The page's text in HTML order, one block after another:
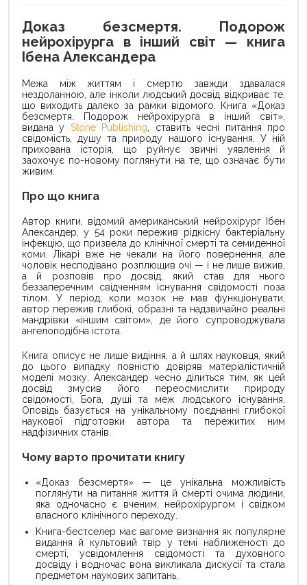
Доказ безсмертя. Подорож
нейрохірурга в інший світ — книга
Ібена Александера
Межа між життям і смертю завжди здавалася
нездоланною, але інколи людський досвід відкриває те,
що виходить далеко за рамки відомого. Книга «Доказ
безсмертя. Подорож нейрохірурга в інший світ»,
видана у Stone Publishing , ставить чесні питання про
свідомість, душу та природу нашого існування. У ній
прихована історія, що руйнує звичні уявлення й
заохочує по-новому поглянути на те, що означає бути
живим.
Про що книга
Автор книги, відомий американський нейрохірург Ібен
Александер, у 54 роки пережив рідкісну бактеріальну
інфекцію, що призвела до клінічної смерті та семиденної
коми. Лікарі вже не чекали на його повернення, але
чоловік несподівано розплющив очі — і не лише вижив,
а й розповів про досвід, який став для нього
беззаперечним свідченням існування свідомості поза
тілом. У період, коли мозок не мав функціонувати,
автор пережив глибокі, образні та надзвичайно реальні
мандрівки «іншим світом», де його супроводжувала
ангелоподібна істота.
Книга описує не лише видіння, а й шлях науковця, який
до цього випадку повністю довіряв матеріалістичній
моделі мозку. Александер чесно ділиться тим, як цей
досвід змусив його переосмислити природу
свідомості, Бога, душі та меж людського існування.
Оповідь базується на унікальному поєднанні глибокої
наукової підготовки автора та пережитих ним
надфізичних станів.
Чому варто прочитати книгу
«Доказ безсмертя» — це унікальна можливість
поглянути на питання життя й смерті очима людини,
яка одночасно є вченим, нейрохірургом і свідком
власного клінічного переходу.
Книга-бестселер має вагоме визнання як популярне
видання й культовий твір у темі наближеності до
смерті, усвідомлення свідомості та духовного
досвіду і водночас вона викликала дискусії та стала
предметом наукових запитань.